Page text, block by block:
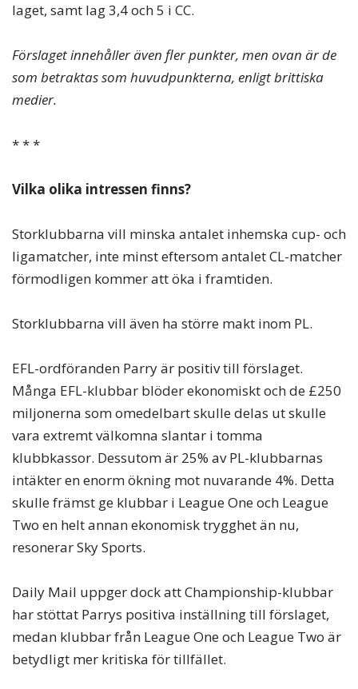
laget, samt lag 3,4 och 5 i CC.
Förslaget innehåller även fler punkter, men ovan är de
som betraktas som huvudpunkterna, enligt brittiska
medier.
* * *
Vilka olika intressen finns?
Storklubbarna vill minska antalet inhemska cup- och
ligamatcher, inte minst eftersom antalet CL-matcher
förmodligen kommer att öka i framtiden.
Storklubbarna vill även ha större makt inom PL.
EFL-ordföranden Parry är positiv till förslaget.
Många EFL-klubbar blöder ekonomiskt och de £250
miljonerna som omedelbart skulle delas ut skulle
vara extremt välkomna slantar i tomma
klubbkassor. Dessutom är 25% av PL-klubbarnas
intäkter en enorm ökning mot nuvarande 4%. Detta
skulle främst ge klubbar i League One och League
Two en helt annan ekonomisk trygghet än nu,
resonerar Sky Sports.
Daily Mail uppger dock att Championship-klubbar
har stöttat Parrys positiva inställning till förslaget,
medan klubbar från League One och League Two är
betydligt mer kritiska för tillfället.